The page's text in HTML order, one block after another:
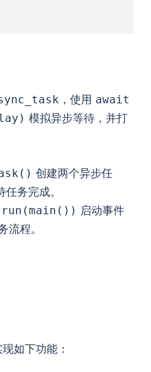
，使用 await
模拟异步等待，并打
创建两个异步任
任务完成。
启动事件
流程。
如下功能：